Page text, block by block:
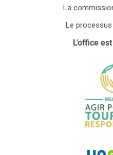
La
Le
L'office